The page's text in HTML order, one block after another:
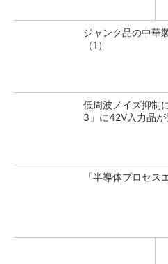
ジャンク品の中華
（1）
低周波ノイズ抑
3」に42V入力品が
「半導体プロセス